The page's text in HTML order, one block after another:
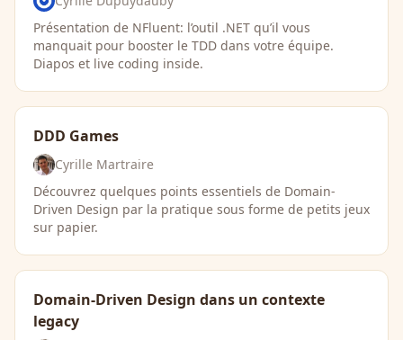
Présentation de NFluent: l’outil .NET qu’il vous
manquait pour booster le TDD dans votre équipe.
Diapos et live coding inside.
DDD Games
Cyrille Martraire
Découvrez quelques points essentiels de Domain-
Driven Design par la pratique sous forme de petits jeux
sur papier.
Domain-Driven Design dans un contexte
legacy